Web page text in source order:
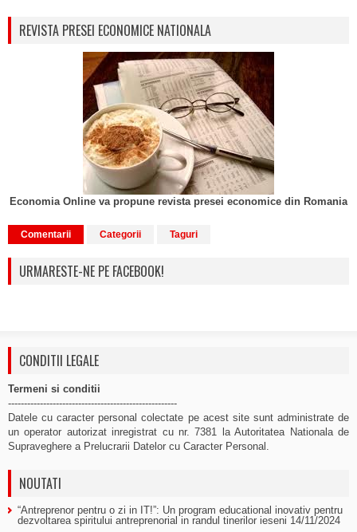
REVISTA PRESEI ECONOMICE NATIONALA
Economia Online va propune revista presei economice din Romania
Comentarii Categorii Taguri
URMARESTE-NE PE FACEBOOK!
CONDITII LEGALE
Termeni si conditii
-----------------------------------------------------
Datele cu caracter personal colectate pe acest site sunt administrate de
un operator autorizat inregistrat cu nr. 7381 la Autoritatea Nationala de
Supraveghere a Prelucrarii Datelor cu Caracter Personal.
NOUTATI
“Antreprenor pentru o zi in IT!”: Un program educational inovativ pentru
dezvoltarea spiritului antreprenorial in randul tinerilor ieseni 14/11/2024